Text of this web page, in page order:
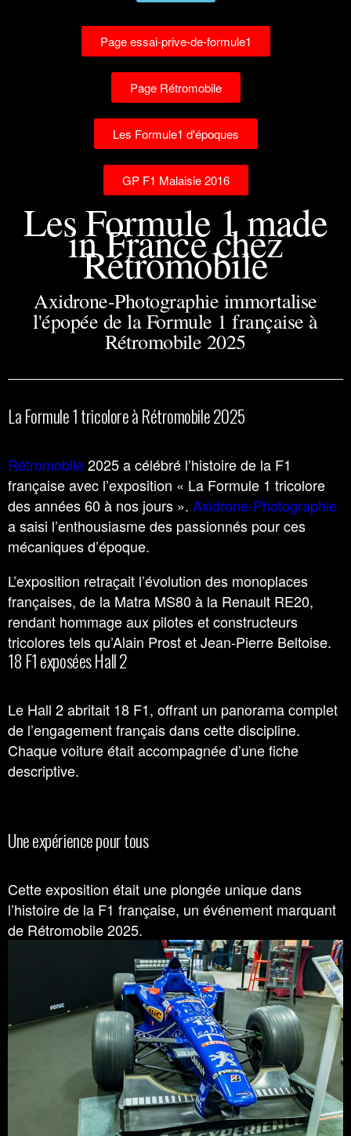
Page essai-prive-de-formule1
Page Rétromobile
Les Formule1 d'époques
GP F1 Malaisie 2016
Les Formule 1 made
in France chez
Rétromobile
Axidrone-Photographie immortalise
l'épopée de la Formule 1 française à
Rétromobile 2025
La Formule 1 tricolore à Rétromobile 2025
Rétromobile2025 a célébré l’histoire de la F1
française avec l’exposition « La Formule 1 tricolore
des années 60 à nos jours ». Axidrone-Photographie
a saisi l’enthousiasme des passionnés pour ces
mécaniques d’époque.
L’exposition retraçait l’évolution des monoplaces
françaises, de la Matra MS80 à la Renault RE20,
rendant hommage aux pilotes et constructeurs
tricolores tels qu’Alain Prost et Jean-Pierre Beltoise.
18 F1 exposées Hall 2
Le Hall 2 abritait 18 F1, offrant un panorama complet
de l’engagement français dans cette discipline.
Chaque voiture était accompagnée d’une fiche
descriptive.
Une expérience pour tous
Cette exposition était une plongée unique dans
l’histoire de la F1 française, un événement marquant
de Rétromobile 2025.